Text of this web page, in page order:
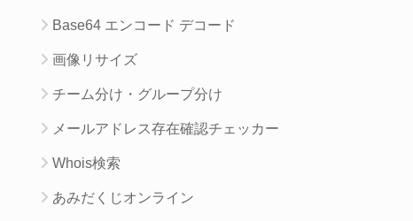
Base64 エンコード デコード
画像リサイズ
チーム分け・グループ分け
メールアドレス存在確認チェッカー
Whois検索
あみだくじオンライン